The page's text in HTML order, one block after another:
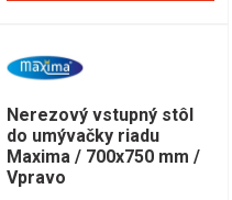
Nerezový vstupný stôl
do umývačky riadu
Maxima / 700x750 mm /
Vpravo